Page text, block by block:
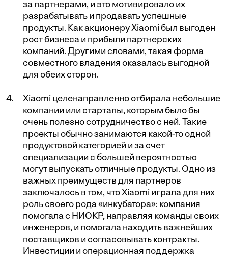
за партнерами, и это мотивировало их
разрабатывать и продавать успешные
продукты. Как акционеру Xiaomi был выгоден
рост бизнеса и прибыли партнерских
компаний. Другими словами, такая форма
совместного владения оказалась выгодной
для обеих сторон.
Xiaomi целенаправленно отбирала небольшие
компании или стартапы, которым было бы
очень полезно сотрудничество с ней. Такие
проекты обычно занимаются какой-то одной
продуктовой категорией и за счет
специализации с большей вероятностью
могут выпускать отличные продукты. Одно из
важных преимуществ для партнеров
заключалось в том, что Xiaomi играла для них
роль своего рода «инкубатора»: компания
помогала с НИОКР, направляя команды своих
инженеров, и помогала находить важнейших
поставщиков и согласовывать контракты.
Инвестиции и операционная поддержка